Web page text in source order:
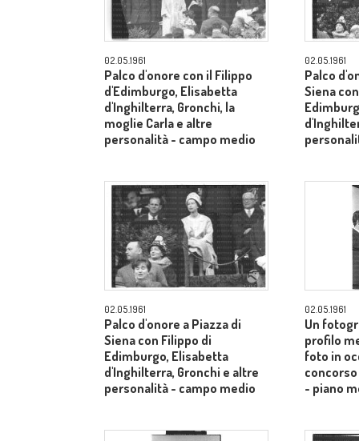
02.05.1961
Palco d'onore con il Filippo
d'Edimburgo, Elisabetta
d'Inghilterra, Gronchi, la
moglie Carla e altre
personalità - campo medio
02.05.1961
Palco
Siena
02.05.1961
Palco d'onore a Piazza di
Siena con Filippo di
Edimburgo, Elisabetta
d'Inghilterra, Gronchi e altre
personalità - campo medio
02.05.1961
Un
profilo
foto in
- piano